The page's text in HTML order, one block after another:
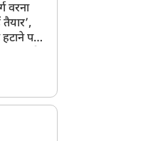
वरना
हटाने पर